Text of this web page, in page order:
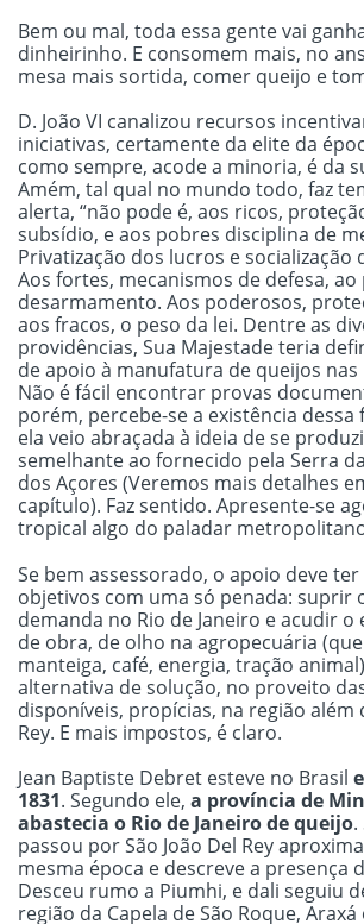
Bem ou mal, toda essa gente vai
dinheirinho. E consomem mais, no
mesa mais sortida, comer queijo e
D. João VI canalizou recursos
iniciativas, certamente da elite da
como sempre, acode a minoria, é da
Amém, tal qual no mundo todo, faz
alerta, “não pode é, aos ricos,
subsídio, e aos pobres disciplina de
Privatização dos lucros e socialização
Aos fortes, mecanismos de defesa, ao
desarmamento. Aos poderosos,
aos fracos, o peso da lei. Dentre as
providências, Sua Majestade teria
de apoio à manufatura de queijos nas
Não é fácil encontrar provas
porém, percebe-se a existência dessa
ela veio abraçada à ideia de se
semelhante ao fornecido pela Serra
dos Açores (Veremos mais detalhes
capítulo). Faz sentido. Apresente-se
tropical algo do paladar
Se bem assessorado, o apoio deve
objetivos com uma só penada: suprir
demanda no Rio de Janeiro e acudir o
de obra, de olho na agropecuária
manteiga, café, energia, tração
alternativa de solução, no proveito
disponíveis, propícias, na região além
Rey. E mais impostos, é claro.
Jean Baptiste Debret esteve no Brasil
1831. Segundo ele, a província de
abastecia o Rio de Janeiro de queijo
passou por São João Del Rey
mesma época e descreve a presença
Desceu rumo a Piumhi, e dali seguiu
região da Capela de São Roque,